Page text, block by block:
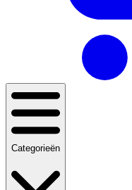
Categorieën